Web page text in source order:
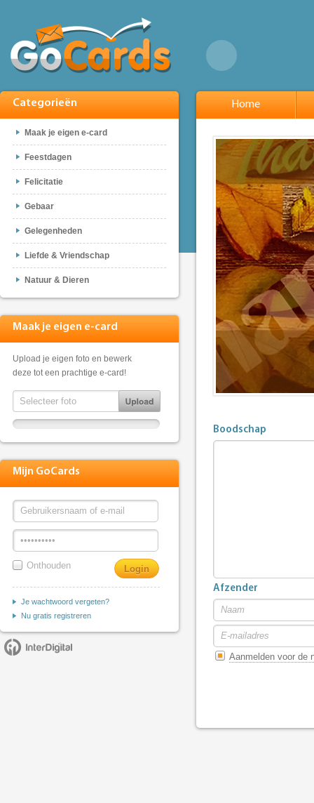
Categorieën
Maak je eigen e-card
Feestdagen
Felicitatie
Gebaar
Gelegenheden
Liefde & Vriendschap
Natuur & Dieren
Maak je eigen e-card
Upload je eigen foto en bewerk
deze tot een prachtige e-card!
Mijn GoCards
Onthouden
Je wachtwoord vergeten?
Nu gratis registreren
Home
Boodschap
Afzender
Aanmelden voor de